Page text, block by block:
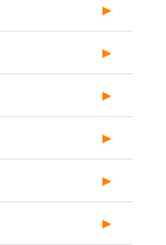
►
►
►
►
►
►